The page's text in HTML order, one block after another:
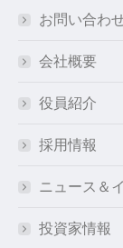
お問い合わ
会社概要
役員紹介
採用情報
ニュース＆
投資家情報